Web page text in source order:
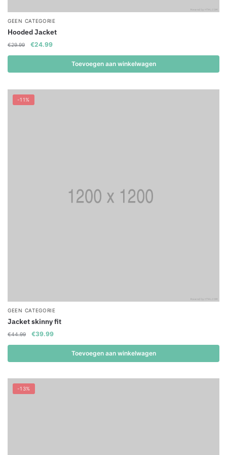
GEEN CATEGORIE
Hooded Jacket
€29.99
Original
€29.99.
€24.99Current
€24.99.
Toevoegen aan winkelwagen
-11%
GEEN CATEGORIE
Jacket skinny fit
€44.99
Original
€44.99.
€39.99Current
€39.99.
Toevoegen aan winkelwagen
-13%